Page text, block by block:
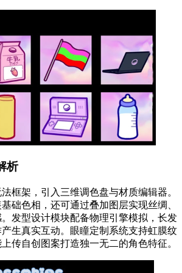
析
框架，引入三维调色盘与材质编辑器。
础色相，还可通过叠加图层实现丝绸、
发型设计模块配备物理引擎模拟，长发
生真实互动。眼瞳定制系统支持虹膜纹
传自创图案打造独一无二的角色特征。